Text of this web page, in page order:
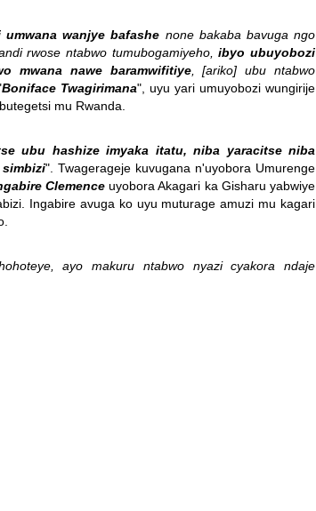
wanjye bafashe none bakaba bavuga ngo
rwose ntabwo tumubogamiyeho,ibyo ubuyobozi
mwana nawe baramwifitiye, [ariko] ubu ntabwo
Boniface Twagirimana", uyu yari umuyobozi wungirije
mu Rwanda.
ubu hashize imyaka itatu, niba yaracitse niba
". Twagerageje kuvugana n'uyobora Umurenge
Clemence uyobora Akagari ka Gisharu yabwiye
Ingabire avuga ko uyu muturage amuzi mu kagari
ayo makuru ntabwo nyazi cyakora ndaje